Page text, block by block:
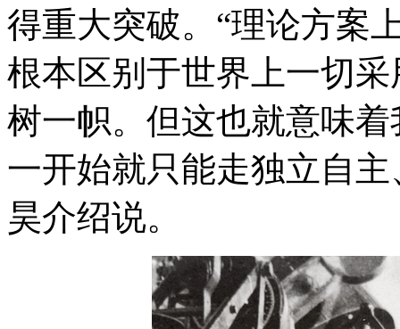
得重大突破。“理论方案
根本区别于世界上一切采
树一帜。但这也就意味
一开始就只能走独立自
昊介绍说。